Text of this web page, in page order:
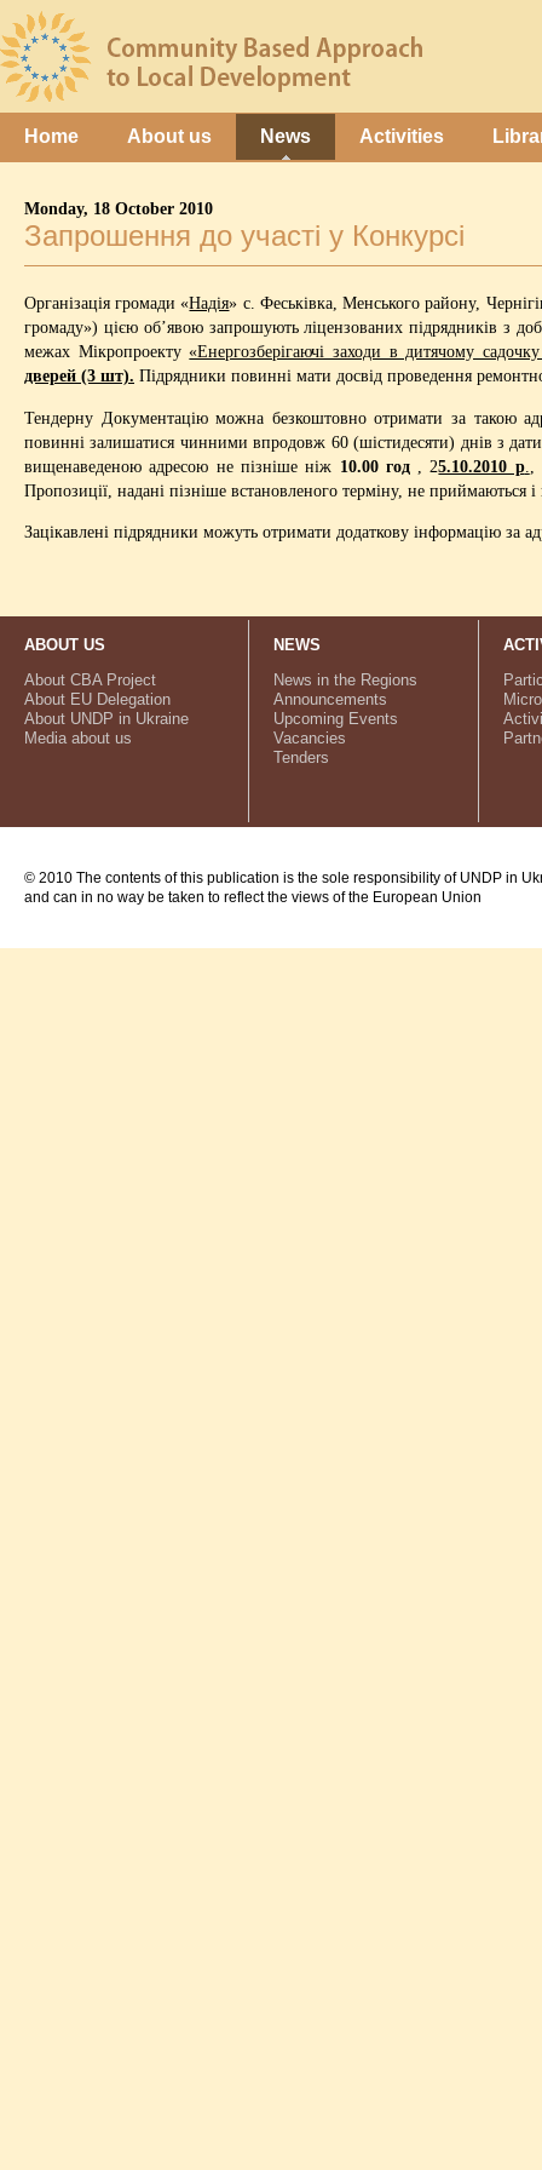
Home About us News Activities
Monday, 18 October 2010
Запрошення до участі у Конкурсі
Організація громади «Надія» с. Феськівка, Менського району,
громаду») цією об’явою запрошують ліцензованих підрядників з
межах Мікропроекту«Енергозберігаючі заходи в дитячому
дверей (3 шт). Підрядники повинні мати досвід проведення
Тендерну Документацію можна безкоштовно отримати за такою
повинні залишатися чинними впродовж 60 (шістидесяти) днів з
вищенаведеною адресою не пізніше ніж 10.00 год, 25.10.2010 р.
Пропозиції, надані пізніше встановленого терміну, не приймаються
Зацікавлені підрядники можуть отримати додаткову інформацію за
ABOUT US
About CBA Project
About EU Delegation
About UNDP in Ukraine
Media about us
NEWS
News in the Regions
Announcements
Upcoming Events
Vacancies
Tenders
© 2010 The contents of this publication is the sole responsibility of UNDP in
and can in no way be taken to reflect the views of the European Union